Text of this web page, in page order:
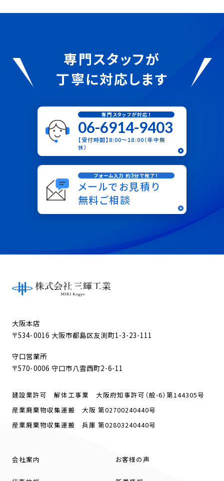
専門スタッフが
丁寧に対応します
専門スタッフが対応！
06-6914-9403
【受付時間】8:00〜18:00（年中無
休）
フォーム入力 約3分で完了！
メールでお見積り
無料ご相談
大阪本店
〒534-0016 大阪市都島区友渕町1-3-23-111
守口営業所
〒570-0006 守口市八雲西町2-6-11
建設業許可 解体工事業 大阪府知事許可（般-6）第144305号
産業廃棄物収集運搬 大阪 第02700240440号
産業廃棄物収集運搬 兵庫 第02803240440号
会社案内 お客様の声